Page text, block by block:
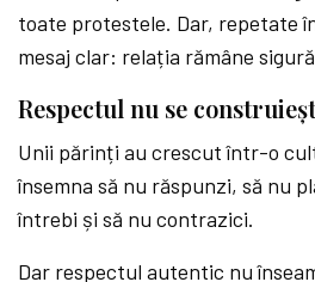
toate protestele. Dar, repetate
mesaj clar: relația rămâne
Respectul nu se
Unii părinți au crescut într-o
însemna să nu răspunzi, să nu
întrebi și să nu contrazici.
Dar respectul autentic nu